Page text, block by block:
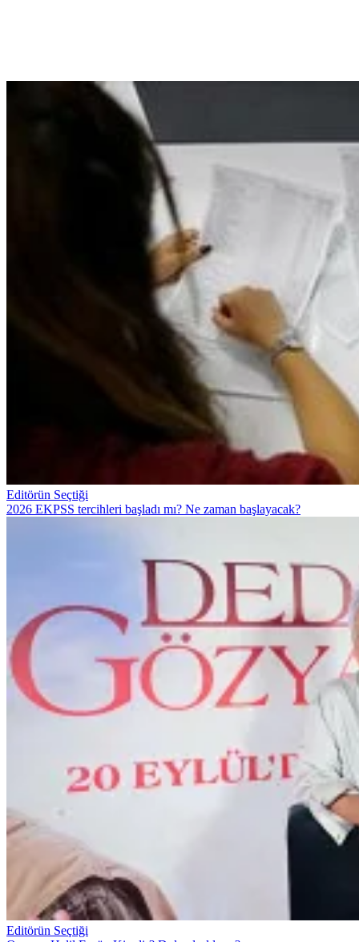
Editörün Seçtiği
2026 EKPSS tercihleri başladı mı? Ne zaman başlayacak?
Editörün Seçtiği